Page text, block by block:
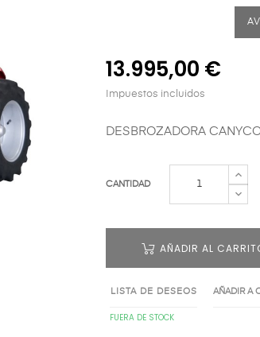
13.995,00 €
Impuestos incluidos
DESBROZADORA
CANTIDAD
AÑADIR AL
LISTA DE DESEOS AÑADIR A
FUERA DE STOCK